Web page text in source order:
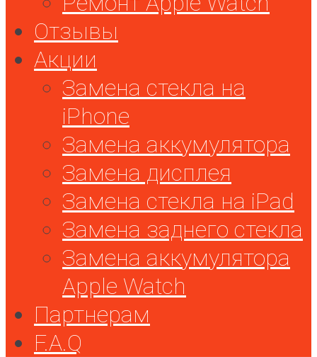
Отзывы
Акции
Замена стекла на
iPhone
Замена аккумулятора
Замена дисплея
Замена стекла на iPad
Замена заднего стекла
Замена аккумулятора
Apple Watch
Партнерам
F.A.Q